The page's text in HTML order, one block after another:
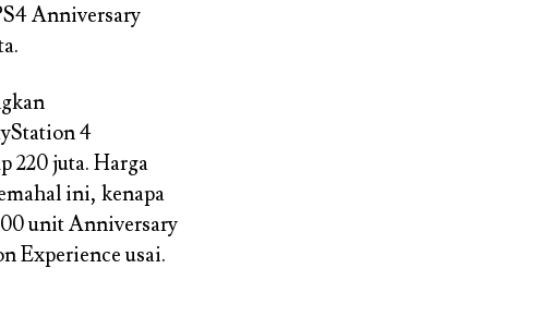
Anniversary
4
220 juta. Harga
ini, kenapa
unit Anniversary
Experience usai.